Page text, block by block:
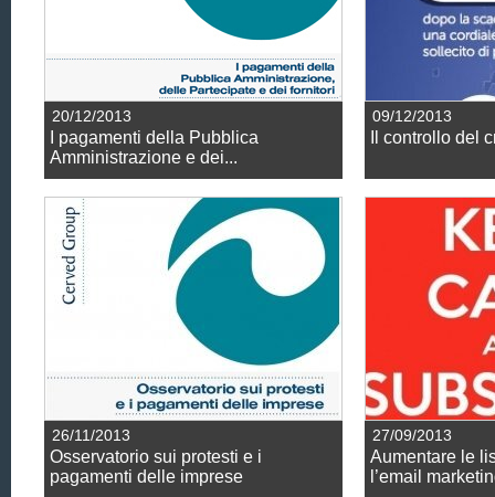
20/12/2013
I pagamenti della Pubblica
Amministrazione e dei...
09/12/2013
Il controllo del
26/11/2013
Osservatorio sui protesti e i
pagamenti delle imprese
27/09/2013
Aumentare le
l’email